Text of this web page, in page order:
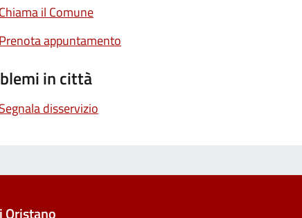
il Comune
appuntamento
in città
disservizio
Oristano